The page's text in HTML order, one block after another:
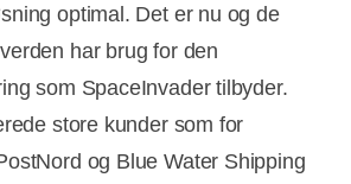
optimal. Det er nu og de
har brug for den
som SpaceInvader tilbyder.
store kunder som for
og Blue Water Shipping